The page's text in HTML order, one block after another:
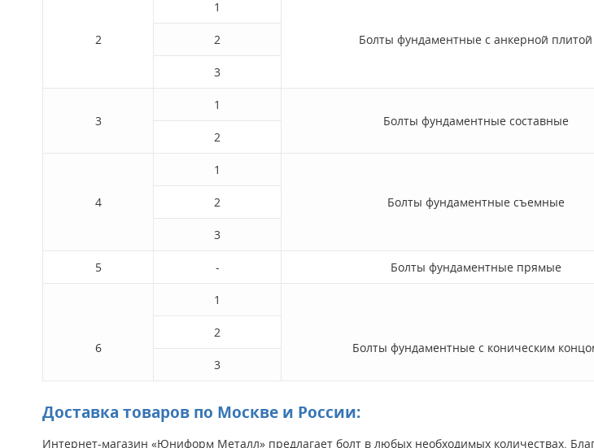
2
1
Болты фундаментные с анкерной плитой
2
3
3
1
Болты фундаментные составные
2
4
1
Болты фундаментные съемные
2
3
5 - Болты фундаментные прямые
6
1
Болты фундаментные с коническим
2
3
Доставка товаров по Москве и России:
Интернет-магазин «Юниформ Металл» предлагает болт в любых необходимых количествах.